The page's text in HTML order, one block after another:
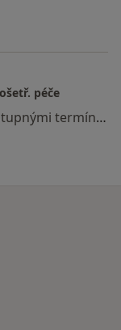
péče
Tato klinika nemá specialisty s dostupnými termíny v online kalendáři